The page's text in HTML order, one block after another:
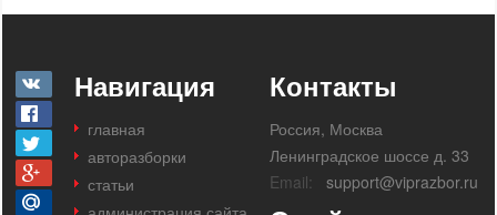
Навигация
главная
авторазборки
статьи
Контакты
Россия, Москва
Ленинградское шоссе д. 33
Email:
support@viprazbor.ru